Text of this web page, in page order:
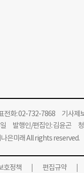
전화: 02-732-7868 기사제
발행인/편집인: 김윤곤 청
은미래 All rights reserved.
호정책 편집규약